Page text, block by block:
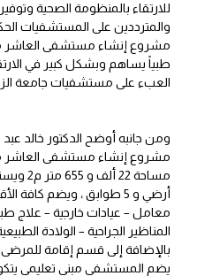
للارتقاء بالمنظومة الصحية
والمترددين على المستشفيات
مشروع إنشاء مستشفى العاشر
طبياً يساهم وبشكل كبير في
العبء على مستشفيات جامعة
ومن جانبه أوضح الدكتور خالد
مشروع إنشاء مستشفى العاشر
أرضي و 5 طوابق ، ويضم
معامل – عيادات خارجية – علاج
المناظير الجراحية – الولادة
بالإضافة إلى قسم إقامة